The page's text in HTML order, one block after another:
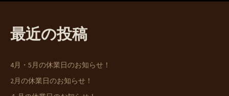
最近の投稿
4月・5月の休業日のお知らせ！
2月の休業日のお知らせ！